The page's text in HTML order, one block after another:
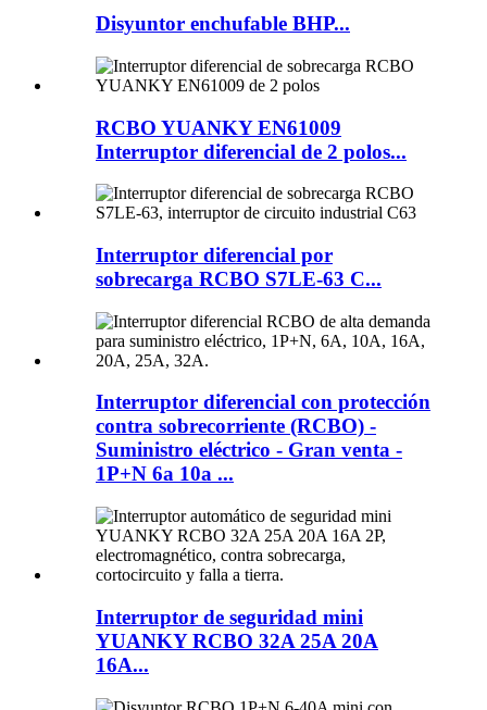
Disyuntor enchufable BHP...
RCBO YUANKY EN61009
Interruptor diferencial de 2 polos...
Interruptor diferencial por
sobrecarga RCBO S7LE-63 C...
Interruptor diferencial con protección
contra sobrecorriente (RCBO) -
Suministro eléctrico - Gran venta -
1P+N 6a 10a ...
Interruptor de seguridad mini
YUANKY RCBO 32A 25A 20A
16A...